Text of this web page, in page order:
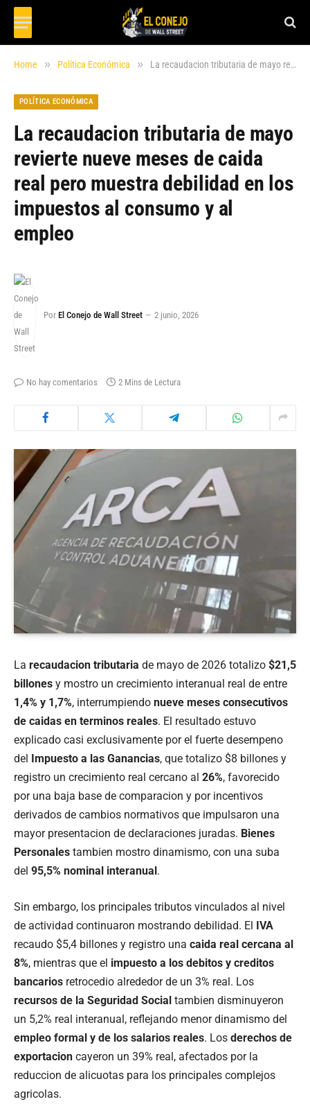
Home » Política Económica » La recaudacion tributaria de mayo revierte nueve meses de caida real pero muestra debilidad en los impuestos al consumo y al empleo
POLÍTICA ECONÓMICA
La recaudacion tributaria de mayo
revierte nueve meses de caida
real pero muestra debilidad en los
impuestos al consumo y al
empleo
Por El Conejo de Wall Street 2 junio, 2026
No hay comentarios 2 Mins de Lectura
La recaudacion tributaria de mayo de 2026 totalizo $21,5
billones y mostro un crecimiento interanual real de entre
1,4% y 1,7%, interrumpiendo nueve meses consecutivos
de caidas en terminos reales. El resultado estuvo
explicado casi exclusivamente por el fuerte desempeno
del
Impuesto a las Ganancias, que totalizo $8 billones y
registro un crecimiento real cercano al 26%, favorecido
por una baja base de comparacion y por incentivos
derivados de cambios normativos que impulsaron una
mayor presentacion de declaraciones juradas. Bienes
Personales tambien mostro dinamismo, con una suba
del 95,5% nominal interanual .
Sin embargo, los principales tributos vinculados al nivel
de actividad continuaron mostrando debilidad. El IVA
recaudo $5,4 billones y registro una caida real cercana al
8%, mientras que el impuesto a los debitos y creditos
bancarios retrocedio alrededor de un 3% real. Los
recursos de la Seguridad Social tambien disminuyeron
un 5,2% real interanual, reflejando menor dinamismo del
empleo formal y de los salarios reales. Los derechos de
exportacion cayeron un 39% real, afectados por la
reduccion de alicuotas para los principales complejos
agricolas.